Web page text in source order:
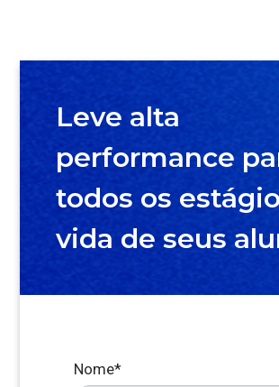
Leve alta
performance
todos os
vida de seus
Nome*